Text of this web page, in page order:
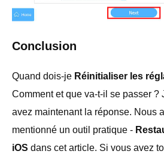
Conclusion
Quand dois-je Réinitialiser les
Comment et que va-t-il se passer ?
avez maintenant la réponse. Nous
mentionné un outil pratique -
iOS dans cet article. Si vous avez